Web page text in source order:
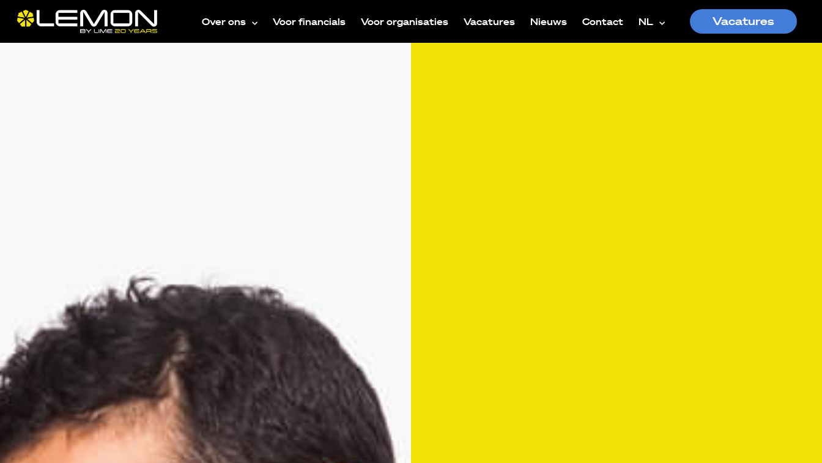
Over ons Voor financials Voor organisaties Vacatures Nieuws Contact NL Vacatures